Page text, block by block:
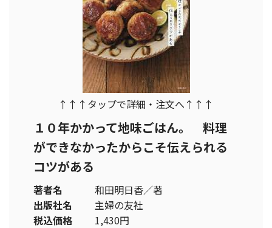
↑↑↑タップで詳細・注文へ↑↑↑
１０年かかって地味ごはん。 料理
ができなかったからこそ伝えられる
コツがある
著者名
和田明日香／著
出版社名
主婦の友社
税込価格
1,430円